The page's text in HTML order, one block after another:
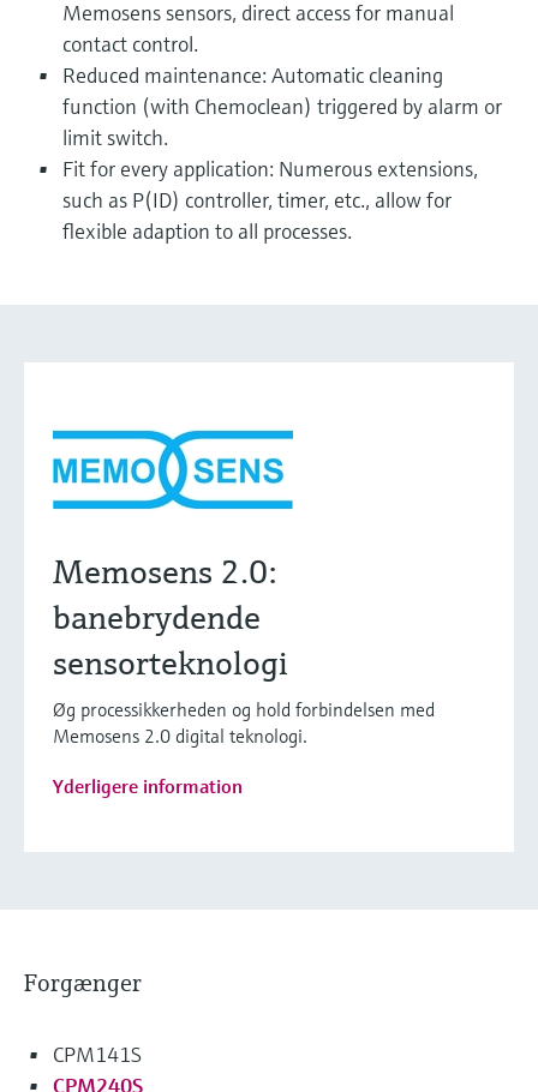
Memosens sensors, direct access for manual
contact control.
Reduced maintenance: Automatic cleaning
function (with Chemoclean) triggered by alarm or
limit switch.
Fit for every application: Numerous extensions,
such as P(ID) controller, timer, etc., allow for
flexible adaption to all processes.
Memosens 2.0:
banebrydende
sensorteknologi
Øg processikkerheden og hold forbindelsen med
Memosens 2.0 digital teknologi.
Yderligere information
Forgænger
CPM141S
CPM240S